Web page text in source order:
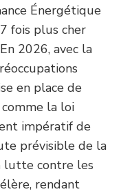
Énergétique
fois plus cher
2026, avec la
en place de
la loi
impératif de
prévisible de la
lutte contre les
rendant